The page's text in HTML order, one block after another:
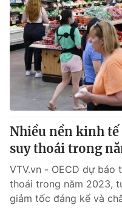
Nhiều nền kinh tế
suy thoái trong
VTV.vn - OECD dự
thoái trong năm 2023,
giảm tốc đáng kể và